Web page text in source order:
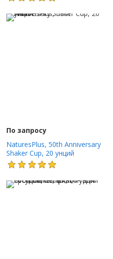
По запросу
NaturesPlus, 50th Anniversary
Shaker Cup, 20 унций